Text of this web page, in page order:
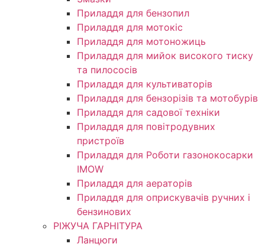
Приладдя для бензопил
Приладдя для мотокіс
Приладдя для мотоножиць
Приладдя для мийок високого тиску
та пилососів
Приладдя для культиваторів
Приладдя для бензорізів та мотобурів
Приладдя для садової техніки
Приладдя для повітродувних
пристроїв
Приладдя для Роботи газонокосарки
IMOW
Приладдя для аераторів
Приладдя для оприскувачів ручних і
бензинових
РІЖУЧА ГАРНІТУРА
Ланцюги